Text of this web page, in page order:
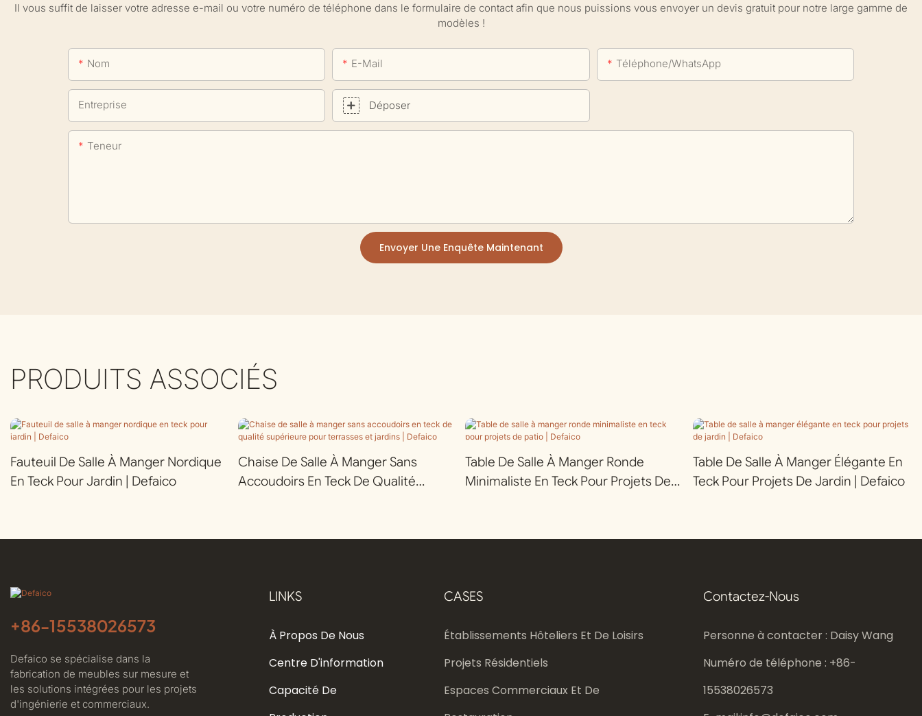
Il vous suffit de laisser votre adresse e-mail ou votre numéro de téléphone dans le formulaire de contact afin que nous puissions vous envoyer un devis gratuit pour notre large gamme de
modèles !
Nom E-Mail Téléphone/WhatsApp
Entreprise Déposer
Teneur
Envoyer Une Enquête Maintenant
PRODUITS ASSOCIÉS
Fauteuil De Salle À Manger Nordique
En Teck Pour Jardin | Defaico
Chaise De Salle À Manger Sans
Accoudoirs En Teck De Qualité
Table De Salle À Manger Ronde
Minimaliste En Teck Pour Projets De
Table De Salle À Manger Élégante En
Teck Pour Projets De Jardin | Defaico
+86-15538026573
Defaico se spécialise dans la
fabrication de meubles sur mesure et
les solutions intégrées pour les projets
d'ingénierie et commerciaux.
LINKS
À Propos De Nous
Centre D'information
Capacité De
CASES
Établissements Hôteliers Et De Loisirs
Projets Résidentiels
Espaces Commerciaux Et De
Contactez-Nous
Personne à contacter : Daisy Wang
Numéro de téléphone : +86-
15538026573